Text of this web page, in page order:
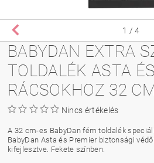
1 / 4
BABYDAN EXTRA
TOLDALÉK ASTA
RÁCSOKHOZ 32
Nincs értékelés
A 32 cm-es BabyDan fém toldalék
BabyDan Asta és Premier biztonsági
kifejlesztve. Fekete színben.